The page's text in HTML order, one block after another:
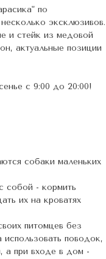
по
эксклюзивов.
и стейк из медовой
актуальные позиции
с 9:00 до 20:00!
собаки маленьких
собой - кормить
их на кроватях
питомцев без
использовать поводок,
а при входе в дом -